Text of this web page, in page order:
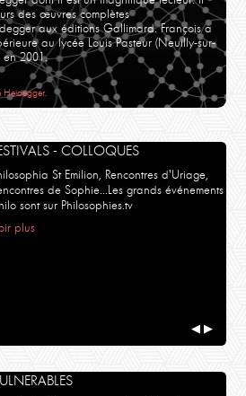
des œuvres complètes
aux éditions Gallimard. François a
au lycée Louis Pasteur (Neuilly-sur-
en 2001.
- COLLOQUES
St Emilion, Rencontres d'Uriage,
de Sophie...Les grands événements
sont sur Philosophies.tv
plus
◀ ▶